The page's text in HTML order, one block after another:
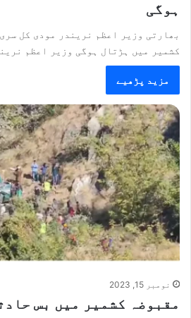
ہوگی
بھارتی وزیر اعظم نریندر مودی کل
کشمیر میں ہڑتال ہوگی وزیر اعظم
مزید پڑھیے
نومبر 15, 2023